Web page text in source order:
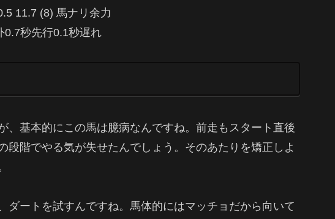
11.7 (8) 馬ナリ余力
0.7秒先行0.1秒遅れ
、基本的にこの馬は臆病なんですね。前走もスタート直後
段階でやる気が失せたんでしょう。そのあたりを矯正しよ
ダートを試すんですね。馬体的にはマッチョだから向いて